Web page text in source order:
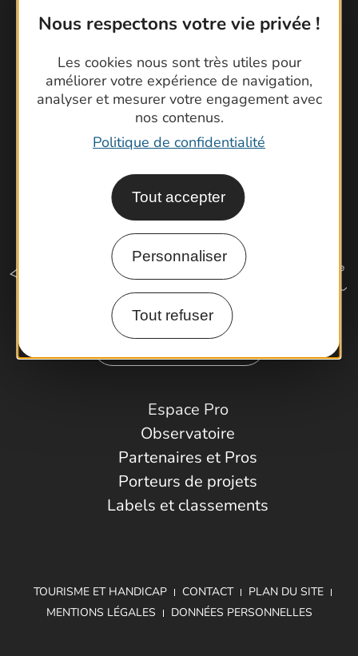
Nous respectons votre vie privée !
Les cookies nous sont très utiles pour
améliorer votre expérience de navigation,
analyser et mesurer votre engagement avec
nos contenus.
Politique de confidentialité
Tout accepter
Personnaliser
Tout refuser
Brochures
Cartoguides et Topoguides
Latitude Gard
Espace Pro
Observatoire
Partenaires et Pros
Porteurs de projets
Labels et classements
TOURISME ET HANDICAP CONTACT
PLAN DU SITE
MENTIONS LÉGALES
DONNÉES PERSONNELLES